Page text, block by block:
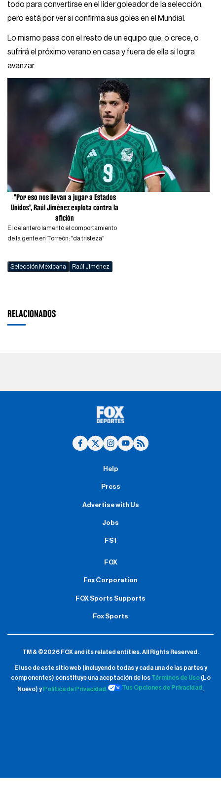
todo para convertirse en el líder goleador de la selección,
pero está por ver si confirma sus goles en el Mundial.
Lo mismo pasa con el resto de un equipo que, o crece, o
sufrirá el próximo verano en casa y fuera de ella si logra
avanzar.
"Por eso nos llevan a jugar a Estados
Unidos", Raúl Jiménez explota contra la
afición
El delantero lamentó el comportamiento
de la gente en Torreón: "da tristeza"
Selección Mexicana Raúl Jiménez
RELACIONADOS
Help
Press
Advertise with Us
Jobs
FS1
FOX
Fox Corporation
FOX Sports Supports
Fox Sports
TM & ©2026 FOX and its related entities.All Rights Reserved.
El uso de este sitio web (incluyendo todas y cada una de las partes y
componentes) constituye una aceptación de los Términos de Uso(Lo
Nuevo) y Política de Privacidad. Tus Opciones de Privacidad .